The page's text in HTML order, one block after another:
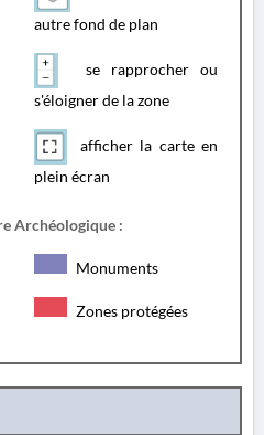
autre fond de plan
se rapprocher ou
s'éloigner de la zone
afficher la carte en
plein écran
Archéologique :
Monuments
Zones protégées